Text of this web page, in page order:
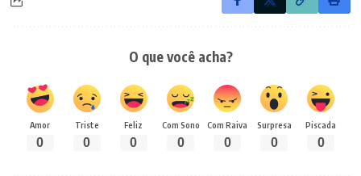
O que você acha?
Amor
0
Triste
0
Feliz
0
Com Sono
0
Com Raiva
0
Surpresa
0
Piscada
0